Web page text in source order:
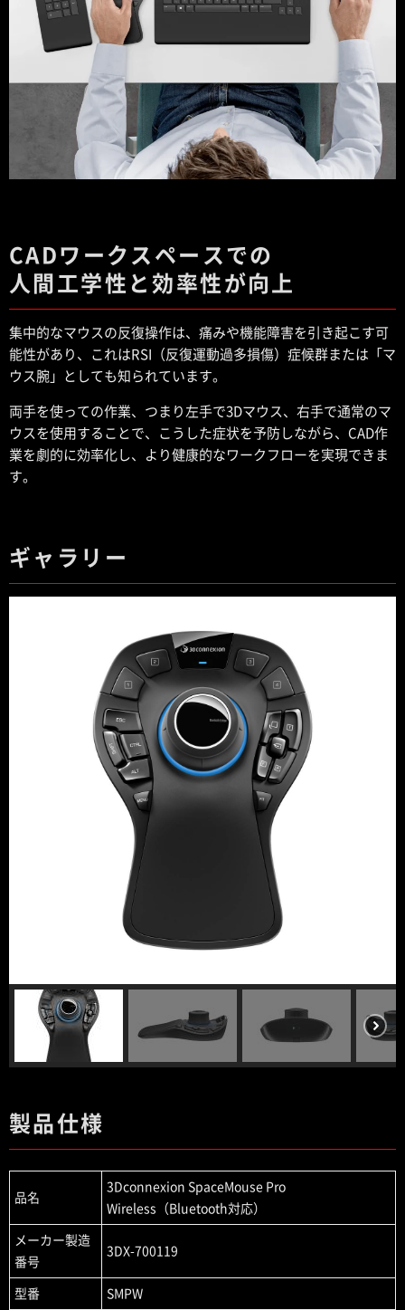
CADワークスペースでの
人間工学性と効率性が向上
集中的なマウスの反復操作は、痛みや機能障害を引き起こす可
能性があり、これはRSI（反復運動過多損傷）症候群または「マ
ウス腕」としても知られています。
両手を使っての作業、つまり左手で3Dマウス、右手で通常のマ
ウスを使用することで、こうした症状を予防しながら、CAD作
業を劇的に効率化し、より健康的なワークフローを実現できま
す。
ギャラリー
製品仕様
品名
3Dconnexion SpaceMouse Pro
Wireless（Bluetooth対応）
メーカー製造
番号
3DX-700119
型番 SMPW